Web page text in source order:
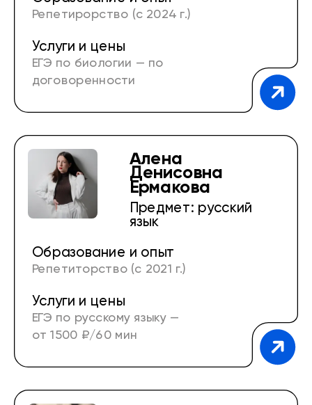
Репетирорство (с 2024 г.)
ГПОУ КПТТ, преподаватель первой
квалификационной категории по
дисциплинам «Биология», «Экология»,
ФГБОУ ВО Кузбасский ГАУ, преподаватель
по дисциплинам «Ботаника», «Физиология
растений», «Экология», «Проектная
деятельность», «Генетика», «Основы
благоустройства и проектирования
территорий», «Архитектура и
проектирование культурных ландшафтов»
и т.д (с 2021 г.)
Услуги и цены
ЕГЭ по биологии — по
договоренности
Алена
Денисовна
Ермакова
Предмет: русский
язык
Образование и опыт
Репетиторство (с 2021 г.)
Услуги и цены
ЕГЭ по русскому языку —
от 1500 ₽/60 мин